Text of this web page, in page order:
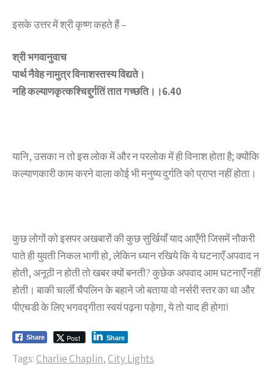
इसके उत्तर में श्री कृष्ण कहते हैं –
श्री भगवानुवाच
पार्थ नैवेह नामुत्र विनाशस्तस्य विद्यते।
नहि कल्याणकृत्कश्चिद्दुर्गतिं तात गच्छति।।6.40
यानि, उसका न तो इस लोक में और न परलोक में ही विनाश होता है; क्योंकि
कल्याणकारी काम करने वाला कोई भी मनुष्य दुर्गति को प्राप्त नहीं होता।
कुछ लोगों को इसपर अखबारों की कुछ सुर्खियाँ याद आएँगी जिसमें नौकरी
पाते ही युवती निकल भागी हो, लेकिन ध्यान रखिये कि ये घटनाएँ अपवाद न
होती, अनूठी न होती तो खबर क्यों बनती? कुछेक अपवाद आम घटनाएँ नहीं
होती। बाकी चार्ली चैपलिन के बहाने जो बताया वो नर्सरी स्तर का था और
पीएचडी के लिए भगवद्गीता स्वयं पढ़ना पड़ेगा, ये तो याद ही होगा!
Share Post Share
Tags: Charlie Chaplin, City Lights